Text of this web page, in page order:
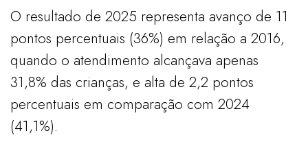
O resultado de 2025 representa avanço de 11
pontos percentuais (36%) em relação a 2016,
quando o atendimento alcançava apenas
31,8% das crianças, e alta de 2,2 pontos
percentuais em comparação com 2024
(41,1%).